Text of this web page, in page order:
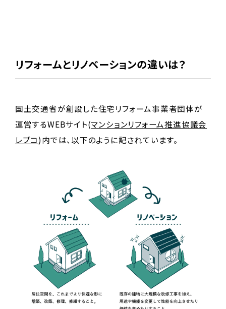
リフォームとリノベーションの違いは？
国土交通省が創設した住宅リフォーム事業者団体が
運営するWEBサイト(マンションリフォーム推進協議会
レプコ)内では、以下のように記されています。